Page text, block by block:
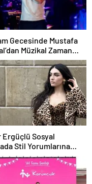
Gecesinde Mustafa
Müzikal Zaman
Ergüçlü Sosyal
Stil Yorumlarına
Oldu